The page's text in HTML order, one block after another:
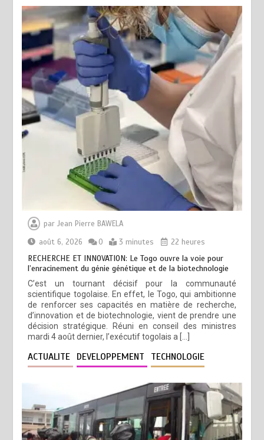
parJean Pierre BAWELA
août 6, 2026
0 3 minutes 22 heures
RECHERCHE ET INNOVATION: Le Togo ouvre la voie pour
l’enracinement du génie génétique et de la biotechnologie
C’est un tournant décisif pour la communauté
scientifique togolaise. En effet, le Togo, qui ambitionne
de renforcer ses capacités en matière de recherche,
d’innovation et de biotechnologie, vient de prendre une
décision stratégique. Réuni en conseil des ministres
mardi 4 août dernier, l’exécutif togolais a […]
ACTUALITE DEVELOPPEMENT TECHNOLOGIE